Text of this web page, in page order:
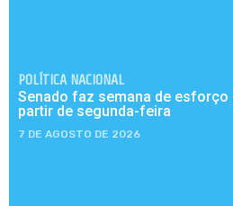
POLÍTICA NACIONAL
Senado faz semana de esforço
partir de segunda-feira
7 DE AGOSTO DE 2026